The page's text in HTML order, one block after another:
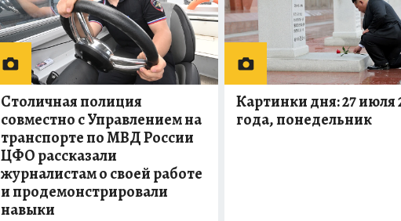
Столичная полиция
совместно с Управлением на
транспорте по МВД России
ЦФО рассказали
журналистам о своей работе
и продемонстрировали
навыки
Картинки дня: 27 июля
года, понедельник